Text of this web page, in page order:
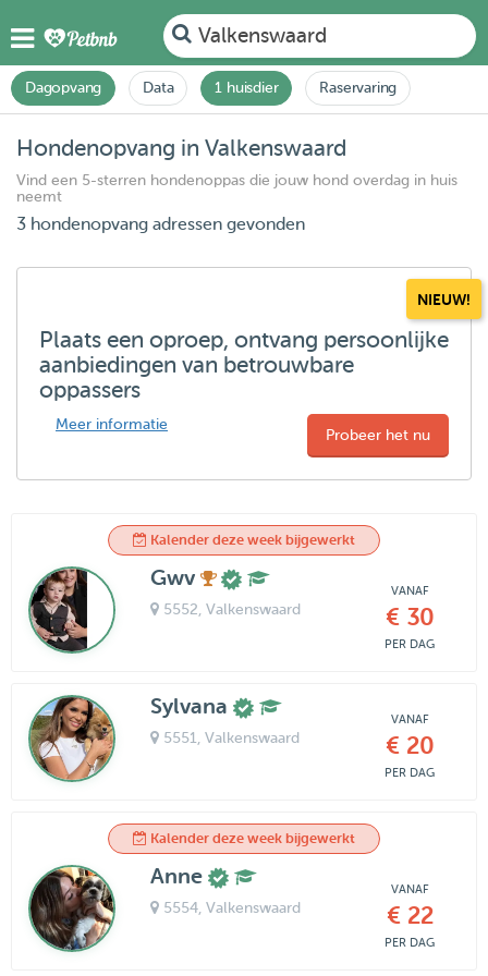
Valkenswaard
Dagopvang Data 1 huisdier Raservaring
Hondenopvang in Valkenswaard
Vind een 5-sterren hondenoppas die jouw hond overdag in huis
neemt
3 hondenopvang adressen gevonden
NIEUW!
Plaats een oproep, ontvang persoonlijke
aanbiedingen van betrouwbare
oppassers
Meer informatie
Probeer het nu
Kalender deze week bijgewerkt
Gwv
5552 , Valkenswaard
VANAF
€ 30
PER DAG
Sylvana
5551 , Valkenswaard
VANAF
€ 20
PER DAG
Kalender deze week bijgewerkt
Anne
5554, Valkenswaard
VANAF
€ 22
PER DAG